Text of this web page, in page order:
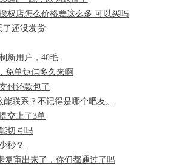
权店怎么价格差这么多 可以买吗
了还没发货
新用户，40毛
免单短信多久来啊
付还款包了
联系？不记得是哪个吧友。
交上了3单
切号吗
秒？
复审出来了，你们都通过了吗